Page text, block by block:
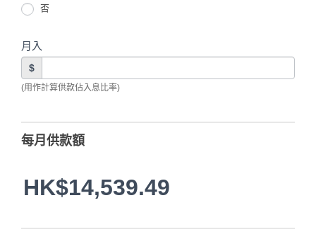
否
月入
$
(用作計算供款佔入息比率)
每月供款額
HK$14,539.49